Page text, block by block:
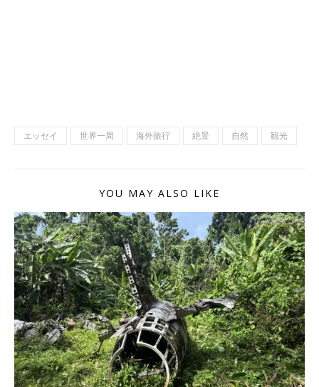
エッセイ 世界一周 海外旅行 絶景 自然 観光
YOU MAY ALSO LIKE